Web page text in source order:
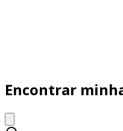
Encontrar